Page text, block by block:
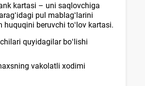
kartasi – uni saqlovchiga
pul mablagʻlarini
huquqini beruvchi toʻlov kartasi.
quyidagilar boʻlishi
vakolatli хodimi